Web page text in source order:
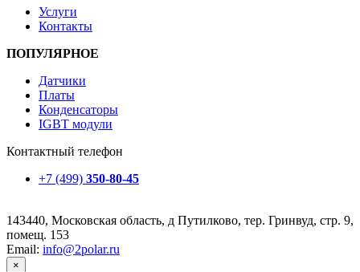
Услуги
Контакты
ПОПУЛЯРНОЕ
Датчики
Платы
Конденсаторы
IGBT модули
Контактный телефон
+7 (499) 350-80-45
143440, Московская область, д Путилково, тер. Гринвуд, стр. 9,
помещ. 153
Email: info@2polar.ru
×